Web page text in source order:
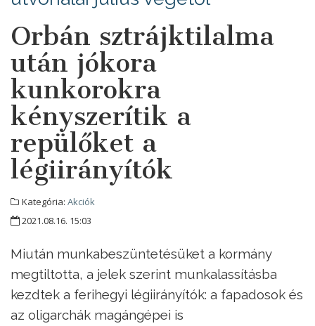
Orbán sztrájktilalma
után jókora
kunkorokra
kényszerítik a
repülőket a
légiirányítók
Kategória: Akciók
2021.08.16. 15:03
Miután munkabeszüntetésüket a kormány
megtiltotta, a jelek szerint munkalassításba
kezdtek a ferihegyi légiirányítók: a fapadosok és
az oligarchák magángépei is